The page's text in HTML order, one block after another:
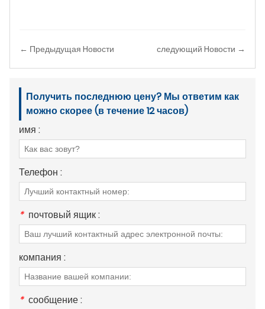
← Предыдущая Hовости следующий Hовости →
Получить последнюю цену? Мы ответим как
можно скорее (в течение 12 часов)
имя :
Телефон :
* почтовый ящик :
компания :
* сообщение :